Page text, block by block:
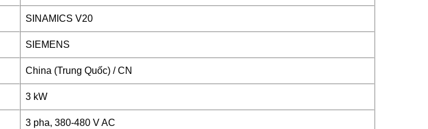
SINAMICS V20
SIEMENS
China (Trung Quốc) / CN
3 kW
3 pha, 380-480 V AC